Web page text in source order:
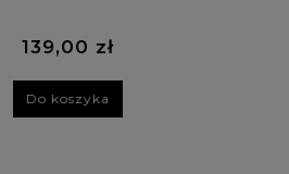
139,00 zł
Do koszyka